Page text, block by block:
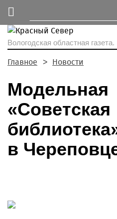
Вологодская областная газета.
Главное Новости
Модельная
«Советская
в